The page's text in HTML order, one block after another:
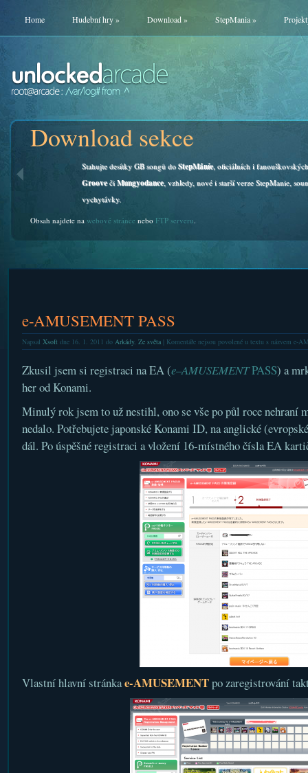
Home Hudební hry» Download» StepMania»
Download sekce
Stahujte desítky GB songů doStepMáníe, oficiálních i
Grooveči Mungyodance, vzhledy, nové i starší verze StepManie,
vychytávky.
Obsah najdete na webové stránce nebo FTP serveru.
e-AMUSEMENT PASS
Napsal Xsoftdne 16. 1. 2011 do Arkády, Ze světa| Komentáře nejsou povolenéu textu s názvem e-
Zkusil jsem si registraci na EA (e–AMUSEMENTPASS) a
her od Konami.
Minulý rok jsem to už nestihl, ono se vše po půl roce nehraní
nedalo. Potřebujete japonské Konami ID, na anglické
dál. Po úspěšné registraci a vložení 16-místného čísla EA
Vlastní hlavní stránkae-AMUSEMENTpo zaregistrování